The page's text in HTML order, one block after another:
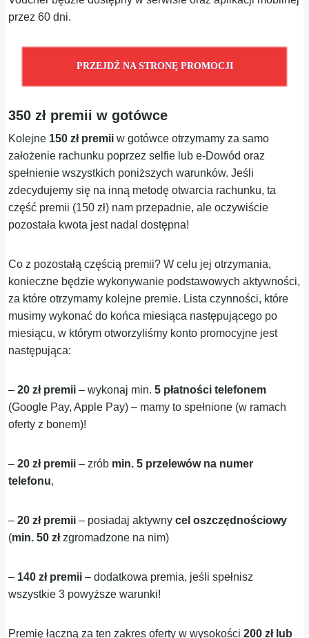
przez 60 dni.
PRZEJDŹ NA STRONĘ PROMOCJI
350 zł premii w gotówce
Kolejne 150 zł premii w gotówce otrzymamy za samo
założenie rachunku poprzez selfie lub e-Dowód oraz
spełnienie wszystkich poniższych warunków. Jeśli
zdecydujemy się na inną metodę otwarcia rachunku, ta
część premii (150 zł) nam przepadnie, ale oczywiście
pozostała kwota jest nadal dostępna!
Co z pozostałą częścią premii? W celu jej otrzymania,
konieczne będzie wykonywanie podstawowych aktywności,
za które otrzymamy kolejne premie. Lista czynności, które
musimy wykonać do końca miesiąca następującego po
miesiącu, w którym otworzyliśmy konto promocyjne jest
następująca:
–20 zł premii – wykonaj min.5 płatności telefonem
(Google Pay, Apple Pay) – mamy to spełnione (w ramach
oferty z bonem)!
–20 zł premii – zrób min. 5 przelewów na numer
telefonu,
–20 zł premii – posiadaj aktywnycel oszczędnościowy
(min. 50 złzgromadzone na nim)
– 140 zł premii – dodatkowa premia, jeśli spełnisz
wszystkie 3 powyższe warunki!
Premię łączną za ten zakres oferty w wysokości200 zł lub